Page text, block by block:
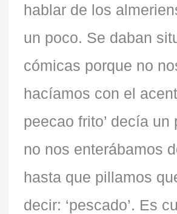
hablar de los
un poco. Se daban
cómicas porque no
hacíamos con el
peecao frito’ decía un
no nos enterábamos
hasta que pillamos
decir: ‘pescado’. Es